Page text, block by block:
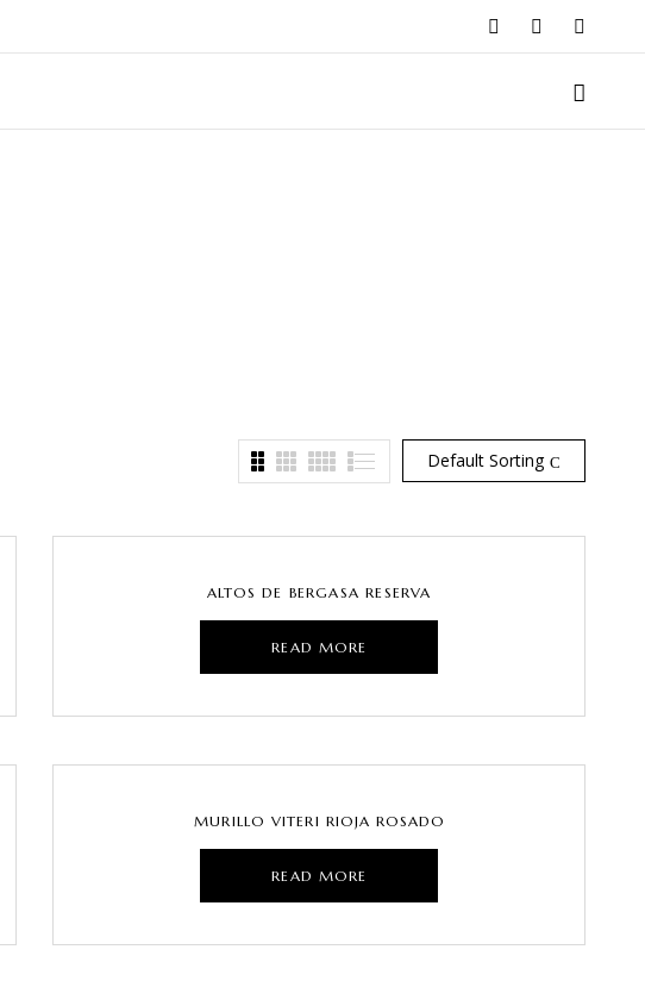
Default Sorting
ALTOS DE BERGASA RESERVA
READ MORE
MURILLO VITERI RIOJA ROSADO
READ MORE